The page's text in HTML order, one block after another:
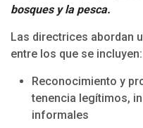
bosques y la pesca.
Las directrices abordan
entre los que se incluyen:
Reconocimiento y
tenencia legítimos,
informales